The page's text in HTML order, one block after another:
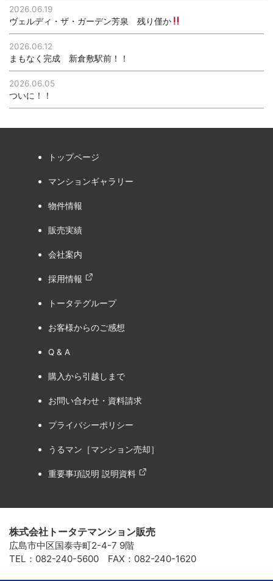
2026.06.19
ヴェルディ・ザ・ガーデン芳泉 残り僅か
2026.06.12
まもなく完成 新倉敷駅前！！
2026.06.05
ついに！！
トップページ
マンションギャラリー
物件情報
販売実績
会社案内
採用情報
トータテグループ
お客様からのご感想
Q & A
購入から引越しまで
お問い合わせ・資料請求
プライバシーポリシー
うるマン［マンション売却］
重要事項説明 説明資料
株式会社トータテマンション販売
広島市中区国泰寺町2-4-7 9階
TEL：082-240-5600 FAX：082-240-1620